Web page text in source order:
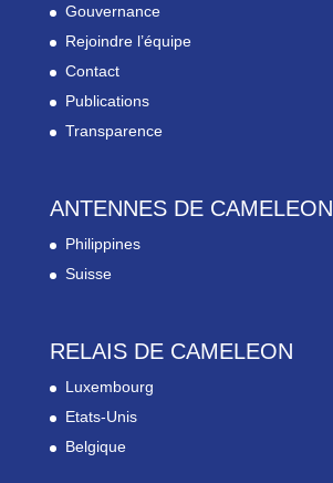
Gouvernance
Rejoindre l’équipe
Contact
Publications
Transparence
ANTENNES DE CAMELEON
Philippines
Suisse
RELAIS DE CAMELEON
Luxembourg
Etats-Unis
Belgique